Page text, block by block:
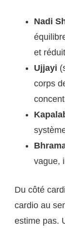
Nadi
et
Ujjayi
corps
vague,
Du côté
cardio au
estime pas.